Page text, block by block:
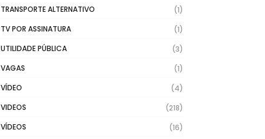
TRANSPORTE ALTERNATIVO
(1)
TV POR ASSINATURA
(1)
UTILIDADE PÚBLICA
(3)
VAGAS
(1)
VÍDEO
(4)
VIDEOS
(218)
VÍDEOS
(16)